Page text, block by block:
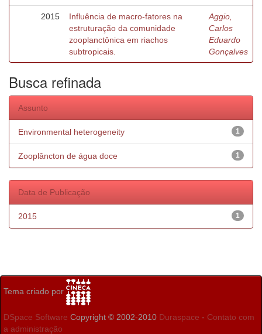
2015
Influência de macro-fatores na
estruturação da comunidade
zooplanctônica em riachos
subtropicais.
Aggio,
Carlos
Eduardo
Gonçalves
Busca refinada
Assunto
1
Environmental heterogeneity
1
Zooplâncton de água doce
Data de Publicação
1
2015
Tema criado por
DSpace Software Copyright © 2002-2010 Duraspace - Contato com
a administração